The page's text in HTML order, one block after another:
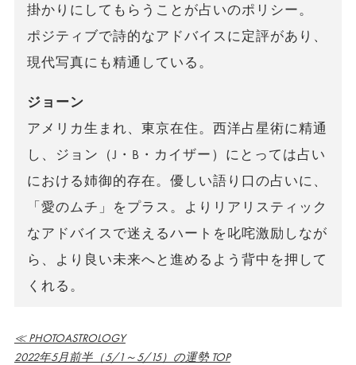
掛かりにしてもらうことが占いのポリシー。
ポジティブで詩的なアドバイスに定評があり、
現代写真にも精通している。
ジョーン
アメリカ生まれ、東京在住。西洋占星術に精通
し、ジョン（J・B・カイザー）にとっては占い
における姉御的存在。優しい語り口の占いに、
「愛のムチ」をプラス。よりリアリスティック
なアドバイスで迷えるハートを叱咤激励しなが
ら、より良い未来へと進めるよう背中を押して
くれる。
≪ PHOTOASTROLOGY
2022年5月前半（5/1～5/15）の運勢 TOP